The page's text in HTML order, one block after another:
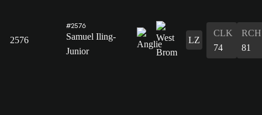
2576
#2576
Samuel Iling-
Junior
LZ
CLK
74
RCH
81